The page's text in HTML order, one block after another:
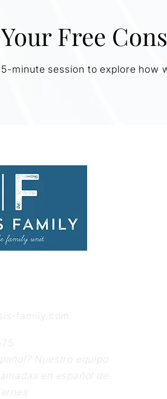
Free
minute session to explore how
family.com
Nuestro equipo
en español de